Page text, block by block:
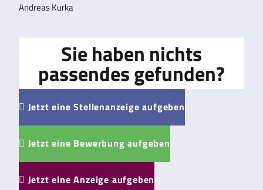
Andreas Kurka
Sie haben nichts
passendes gefunden?
 Jetzt eine Stellenanzeige aufgeben
 Jetzt eine Bewerbung aufgeben
 Jetzt eine Anzeige aufgeben